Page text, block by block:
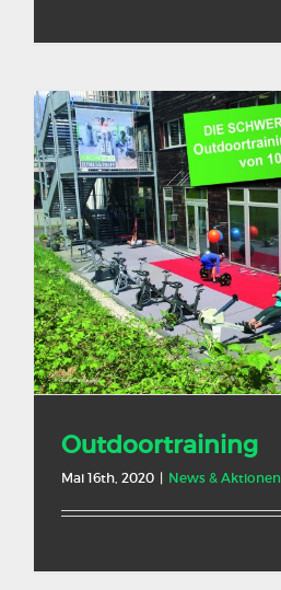
Outdoortraining
Mai 16th, 2020 | News & Aktionen